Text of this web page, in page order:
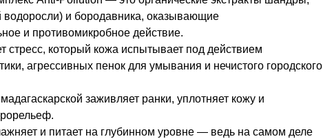
водоросли) и бородавника, оказывающие
и противомикробное действие.
стресс, который кожа испытывает под действием
агрессивных пенок для умывания и нечистого городского
заживляет ранки, уплотняет кожу и
и питает на глубинном уровне — ведь на самом деле